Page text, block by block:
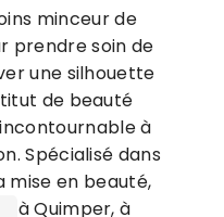
minceur de
prendre soin de
une silhouette
de beauté
à
Spécialisé dans
mise en beauté,
à Quimper, à